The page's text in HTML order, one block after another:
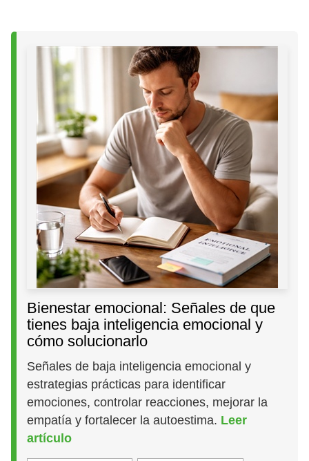
Bienestar emocional: Señales de que
tienes baja inteligencia emocional y
cómo solucionarlo
Señales de baja inteligencia emocional y
estrategias prácticas para identificar
emociones, controlar reacciones, mejorar la
empatía y fortalecer la autoestima. Leer
artículo